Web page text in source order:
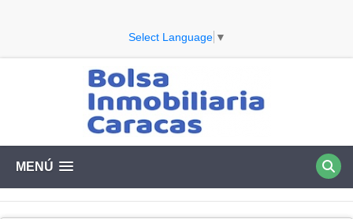
Select Language ▼
MENÚ